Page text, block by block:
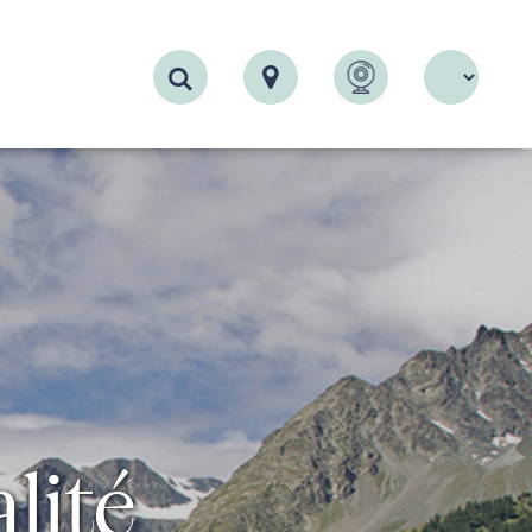
Recherche